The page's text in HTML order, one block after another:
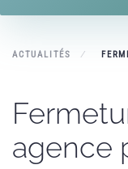
ACTUALITÉS
agence